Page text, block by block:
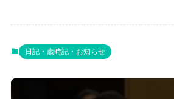
日記・歳時記・お知らせ